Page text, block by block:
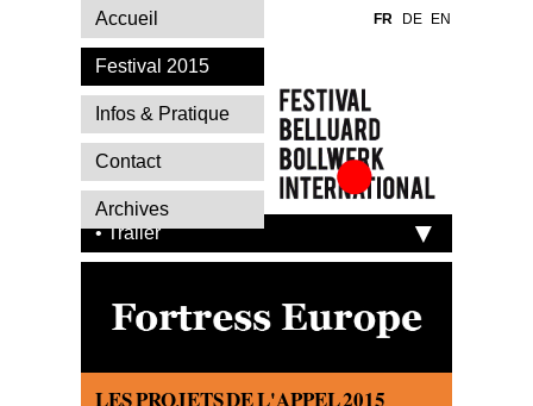
Festival Belluard
International
• Trailer
LES PROJETS DE L'APPEL 2015
Accueil
Festival 2015
Infos & Pratique
Contact
Archives
FR DE EN